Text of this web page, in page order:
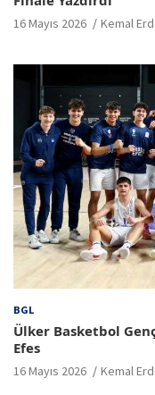
16 Mayıs 2026 Kemal
BGL
Ülker Basketbol
Efes
16 Mayıs 2026 Kemal